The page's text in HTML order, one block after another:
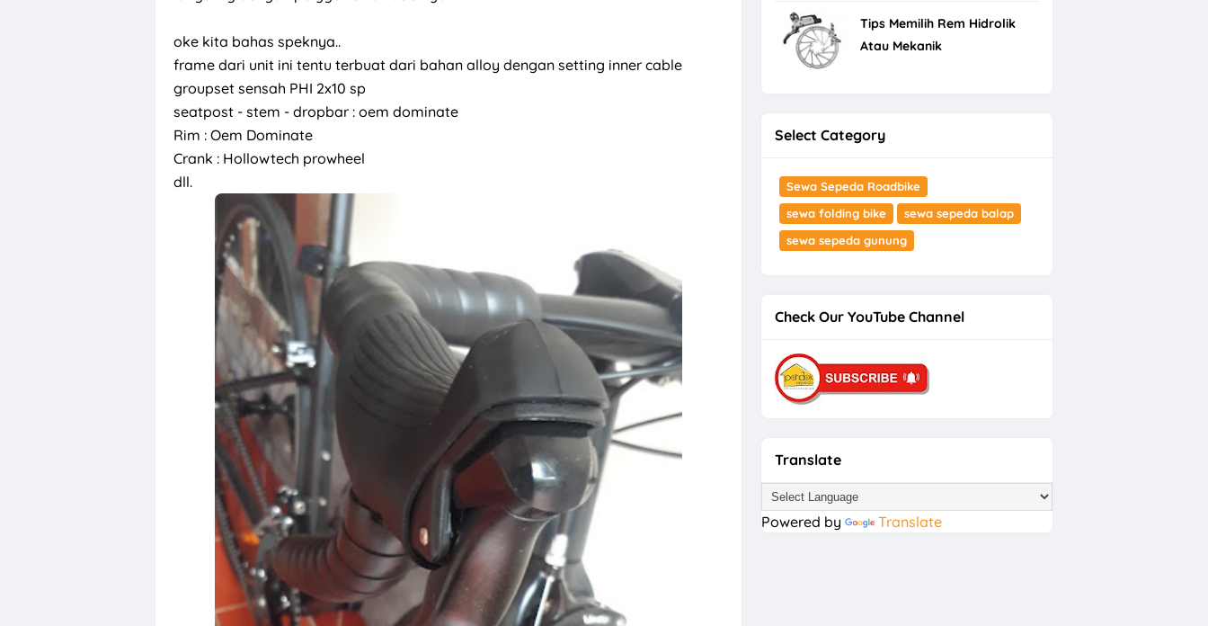
oke kita bahas speknya..
frame dari unit ini tentu terbuat dari bahan alloy dengan setting inner cable
groupset sensah PHI 2x10 sp
seatpost - stem - dropbar : oem dominate
Rim : Oem Dominate
Crank : Hollowtech prowheel
dll.
Tips Memilih Rem Hidrolik
Atau Mekanik
Select Category
Sewa Sepeda Roadbike
sewa folding bike
sewa sepeda balap
sewa sepeda gunung
Check Our YouTube Channel
Translate
Powered by Translate